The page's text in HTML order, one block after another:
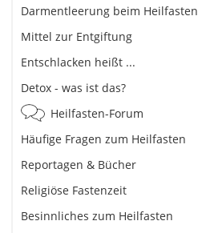
Darmentleerung beim Heilfasten
Mittel zur Entgiftung
Entschlacken heißt ...
Detox - was ist das?
Heilfasten-Forum
Häufige Fragen zum Heilfasten
Reportagen & Bücher
Religiöse Fastenzeit
Besinnliches zum Heilfasten